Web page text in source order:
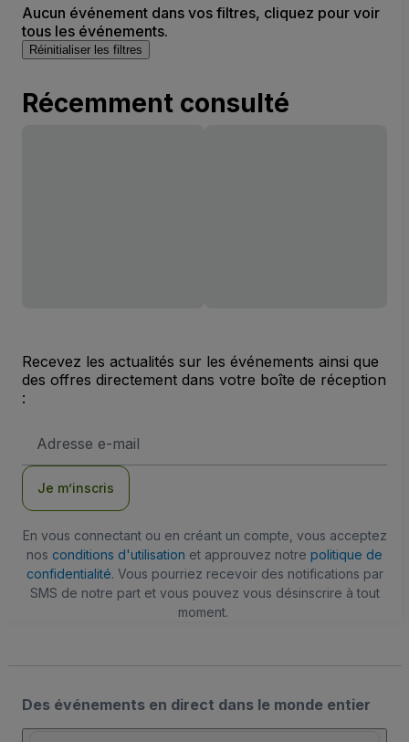
Aucun événement dans vos filtres, cliquez pour voir
tous les événements.
Réinitialiser les filtres
Récemment consulté
Recevez les actualités sur les événements ainsi que
des offres directement dans votre boîte de réception
:
e-
Je m’inscris
En vous connectant ou en créant un compte, vous acceptez
nos conditions d'utilisation et approuvez notre politique de
confidentialité. Vous pourriez recevoir des notifications par
SMS de notre part et vous pouvez vous désinscrire à tout
moment.
Des événements en direct dans le monde entier